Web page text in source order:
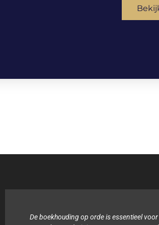
De boekhouding op orde is essentieel voor